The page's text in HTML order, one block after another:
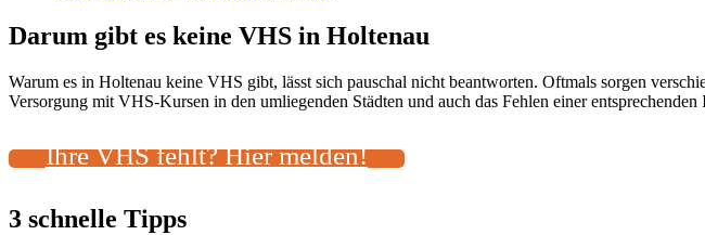
Darum gibt es keine VHS in Holtenau
Warum es in Holtenau keine VHS gibt, lässt sich pauschal nicht beantworten. Oftmals sorgen
Versorgung mit VHS-Kursen in den umliegenden Städten und auch das Fehlen einer
Ihre VHS fehlt? Hier melden!
3 schnelle Tipps